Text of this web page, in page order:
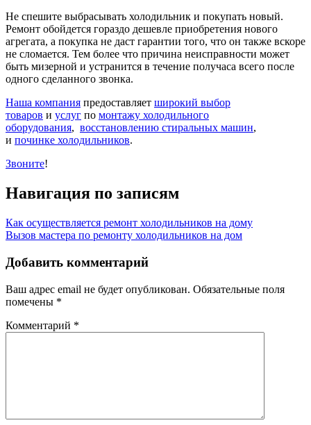
Не спешите выбрасывать холодильник и покупать новый.
Ремонт обойдется гораздо дешевле приобретения нового
агрегата, а покупка не даст гарантии того, что он также вскоре
не сломается. Тем более что причина неисправности может
быть мизерной и устранится в течение получаса всего после
одного сделанного звонка.
Наша компания предоставляет широкий выбор
товаров и услуг по монтажу холодильного
оборудования, восстановлению стиральных машин,
и починке холодильников.
Звоните!
Навигация по записям
Как осуществляется ремонт холодильников на дому
Вызов мастера по ремонту холодильников на дом
Добавить комментарий
Ваш адрес email не будет опубликован. Обязательные поля
помечены *
Комментарий *